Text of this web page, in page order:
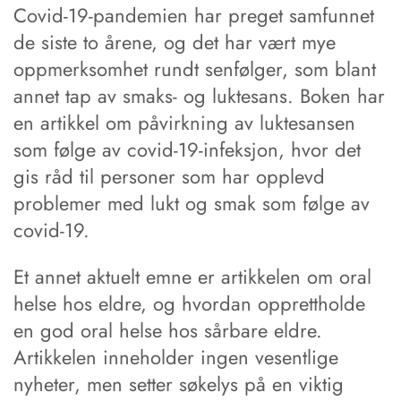
Covid-19-pandemien har preget samfunnet
de siste to årene, og det har vært mye
oppmerksomhet rundt senfølger, som blant
annet tap av smaks- og luktesans. Boken har
en artikkel om påvirkning av luktesansen
som følge av covid-19-infeksjon, hvor det
gis råd til personer som har opplevd
problemer med lukt og smak som følge av
covid-19.
Et annet aktuelt emne er artikkelen om oral
helse hos eldre, og hvordan opprettholde
en god oral helse hos sårbare eldre.
Artikkelen inneholder ingen vesentlige
nyheter, men setter søkelys på en viktig